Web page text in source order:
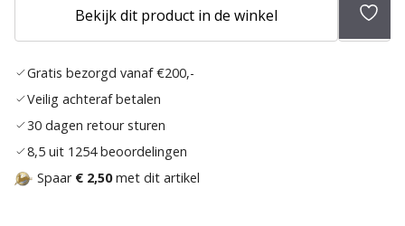
Bekijk dit product in de winkel
Gratis bezorgd vanaf €200,-
Veilig achteraf betalen
30 dagen retour sturen
8,5 uit 1254 beoordelingen
Spaar € 2,50met dit artikel